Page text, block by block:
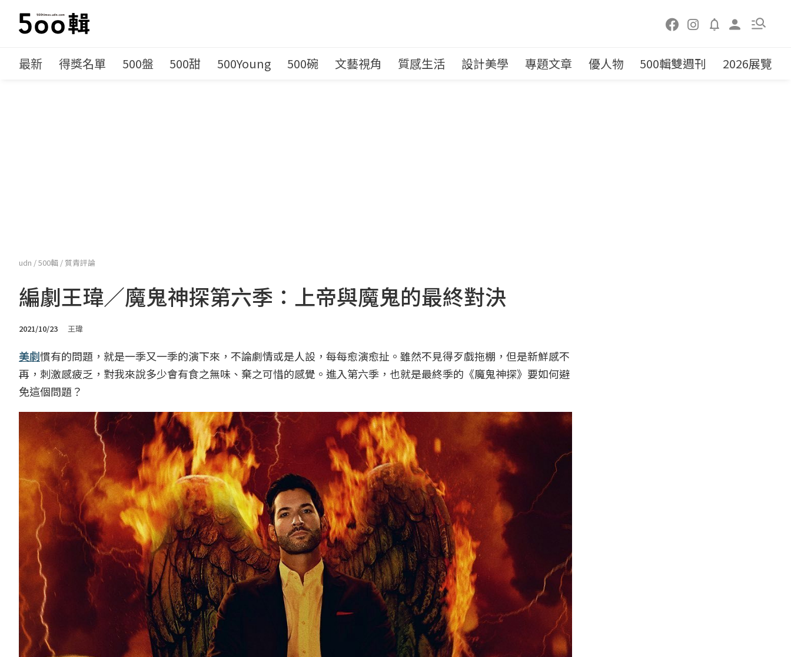
最新 得獎名單 500盤 500甜 500Young 500碗 文藝視角 質感生活 設計美學 專題文章 優人物 500輯雙週刊 2026展覽
udn /500輯 / 質青評論
編劇王瑋／魔鬼神探第六季：上帝與魔鬼的最終對決
2021/10/23 王瑋
美劇慣有的問題，就是一季又一季的演下來，不論劇情或是人設，每每愈演愈扯。雖然不見得歹戲拖棚，但是新鮮感不
再，刺激感疲乏，對我來說多少會有食之無味、棄之可惜的感覺。進入第六季，也就是最終季的《魔鬼神探》要如何避
免這個問題？